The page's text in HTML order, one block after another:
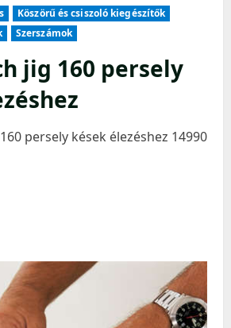
Köszörű és csiszoló kiegészítők
Szerszámok
jig 160 persely
persely kések élezéshez 14990